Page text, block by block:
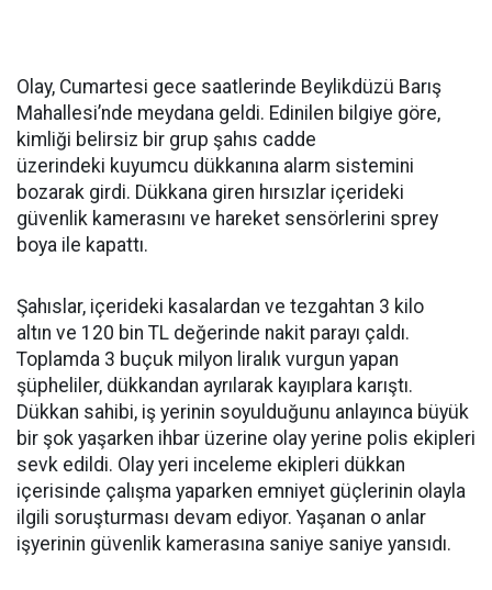
Olay, Cumartesi gece saatlerinde Beylikdüzü Barış
Mahallesi’nde meydana geldi. Edinilen bilgiye göre,
kimliği belirsiz bir grup şahıs cadde
üzerindeki kuyumcu dükkanına alarm sistemini
bozarak girdi. Dükkana giren hırsızlar içerideki
güvenlik kamerasını ve hareket sensörlerini sprey
boya ile kapattı.
Şahıslar, içerideki kasalardan ve tezgahtan 3 kilo
altın ve 120 bin TL değerinde nakit parayı çaldı.
Toplamda 3 buçuk milyon liralık vurgun yapan
şüpheliler, dükkandan ayrılarak kayıplara karıştı.
Dükkan sahibi, iş yerinin soyulduğunu anlayınca büyük
bir şok yaşarken ihbar üzerine olay yerine polis ekipleri
sevk edildi. Olay yeri inceleme ekipleri dükkan
içerisinde çalışma yaparken emniyet güçlerinin olayla
ilgili soruşturması devam ediyor. Yaşanan o anlar
işyerinin güvenlik kamerasına saniye saniye yansıdı.